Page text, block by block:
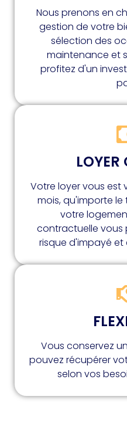
Nous prenons en
gestion de votre
sélection des
maintenance et
profitez d'un
Votre loyer vous est
mois, qu'importe
votre
contractuelle vous
risque d'impayé
Vous conservez
pouvez récupérer
selon vos